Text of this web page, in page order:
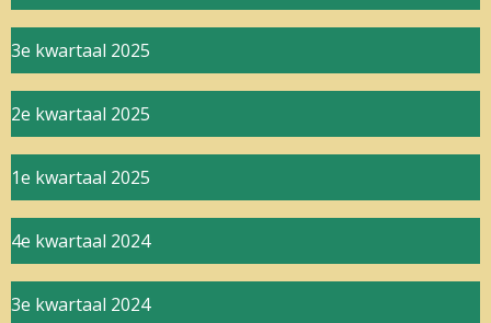
3e kwartaal 2025
2e kwartaal 2025
1e kwartaal 2025
4e kwartaal 2024
3e kwartaal 2024